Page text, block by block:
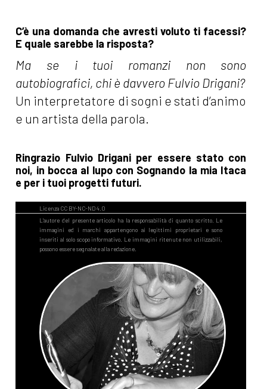
C’è una domanda che avresti voluto ti facessi?
E quale sarebbe la risposta?
Ma se i tuoi romanzi non sono
autobiografici, chi è davvero Fulvio Drigani?
Un interpretatore di sogni e stati d’animo
e un artista della parola.
Ringrazio Fulvio Drigani per essere stato con
noi, in bocca al lupo con Sognando la mia Itaca
e per i tuoi progetti futuri.